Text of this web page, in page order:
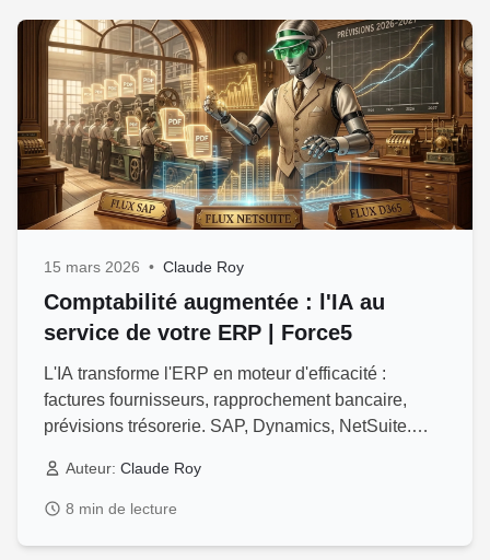
15 mars 2026 • Claude Roy
Comptabilité augmentée : l'IA au
service de votre ERP | Force5
L'IA transforme l'ERP en moteur d'efficacité :
factures fournisseurs, rapprochement bancaire,
prévisions trésorerie. SAP, Dynamics, NetSuite.
Auteur: Claude Roy
8 min de lecture